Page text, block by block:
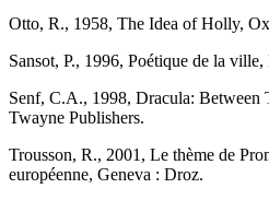
Otto, R., 1958, The Idea of Holly,
Sansot, P., 1996, Poétique de la
Senf, C.A., 1998, Dracula: Between
Twayne Publishers.
Trousson, R., 2001, Le thème de
européenne, Geneva : Droz.